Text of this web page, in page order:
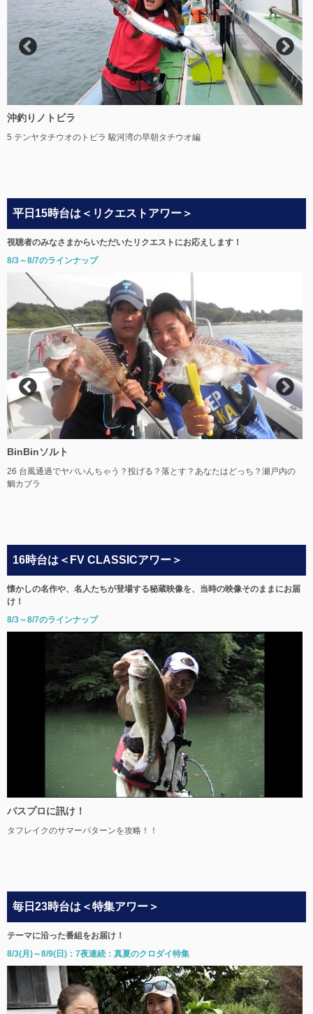
沖釣りノトビラ
5 テンヤタチウオのトビラ 駿河湾の早朝タチウオ編
平日15時台は＜リクエストアワー＞
視聴者のみなさまからいただいたリクエストにお応えします！
8/3～8/7のラインナップ
BinBinソルト
26 台風通過でヤバいんちゃう？投げる？落とす？あなたはどっち？瀬戸内の
鯛カブラ
16時台は＜FV CLASSICアワー＞
懐かしの名作や、名人たちが登場する秘蔵映像を、当時の映像そのままにお届
け！
8/3～8/7のラインナップ
バスプロに訊け！
タフレイクのサマーパターンを攻略！！
毎日23時台は＜特集アワー＞
テーマに沿った番組をお届け！
8/3(月)～8/9(日)：7夜連続：真夏のクロダイ特集